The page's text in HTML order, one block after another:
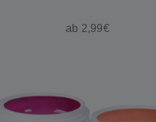
ab 2,99€